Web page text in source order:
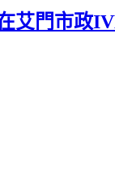
艾門市政